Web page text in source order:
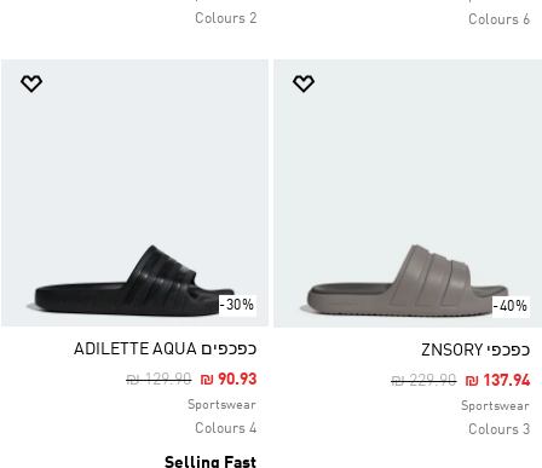
6 Colours
2 Colours
-40%
כפכפי ZNSORY
Price Reduced From
₪ 229.90To₪ 137.94
Sportswear
3 Colours
-30%
כפכפים ADILETTE AQUA
Price Reduced From
₪ 129.90To₪ 90.93
Sportswear
4 Colours
Selling Fast